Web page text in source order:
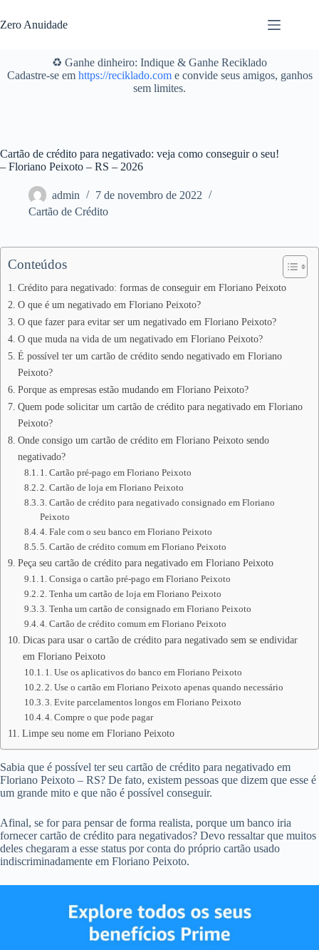
para
o
Zero Anuidade
♻️ Ganhe dinheiro: Indique & Ganhe Reciklado
Cadastre-se em https://reciklado.come convide seus amigos, ganhos
sem limites.
Cartão de crédito para negativado: veja como conseguir o seu!
– Floriano Peixoto – RS – 2026
admin
7 de novembro de 2022
Cartão de Crédito
Conteúdos
Crédito para negativado: formas de conseguir em Floriano Peixoto
O que é um negativado em Floriano Peixoto?
O que fazer para evitar ser um negativado em Floriano Peixoto?
O que muda na vida de um negativado em Floriano Peixoto?
É possível ter um cartão de crédito sendo negativado em Floriano
Peixoto?
Porque as empresas estão mudando em Floriano Peixoto?
Quem pode solicitar um cartão de crédito para negativado em Floriano
Peixoto?
Onde consigo um cartão de crédito em Floriano Peixoto sendo
negativado?
1. Cartão pré-pago em Floriano Peixoto
2. Cartão de loja em Floriano Peixoto
3. Cartão de crédito para negativado consignado em Floriano
Peixoto
4. Fale com o seu banco em Floriano Peixoto
5. Cartão de crédito comum em Floriano Peixoto
Peça seu cartão de crédito para negativado em Floriano Peixoto
1. Consiga o cartão pré-pago em Floriano Peixoto
2. Tenha um cartão de loja em Floriano Peixoto
3. Tenha um cartão de consignado em Floriano Peixoto
4. Cartão de crédito comum em Floriano Peixoto
Dicas para usar o cartão de crédito para negativado sem se endividar
em Floriano Peixoto
1. Use os aplicativos do banco em Floriano Peixoto
2. Use o cartão em Floriano Peixoto apenas quando necessário
3. Evite parcelamentos longos em Floriano Peixoto
4. Compre o que pode pagar
Limpe seu nome em Floriano Peixoto
Sabia que é possível ter seu cartão de crédito para negativado em
Floriano Peixoto – RS? De fato, existem pessoas que dizem que esse é
um grande mito e que não é possível conseguir.
Afinal, se for para pensar de forma realista, porque um banco iria
fornecer cartão de crédito para negativados? Devo ressaltar que muitos
deles chegaram a esse status por conta do próprio cartão usado
indiscriminadamente em Floriano Peixoto.